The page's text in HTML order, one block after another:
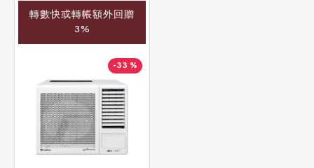
轉數快或轉帳額外回贈
3%
-33 %